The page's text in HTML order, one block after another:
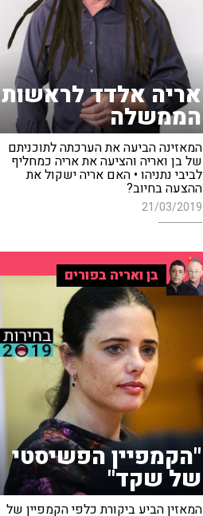
אריה אלדד לראשות
הממשלה
המאזינה הביעה את הערכתה לתוכניתם
של בן ואריה והציעה את אריה כמחליף
לביבי נתניהו • האם אריה ישקול את
ההצעה בחיוב?
21/03/2019
בן ואריה בפורים
"הקמפיין הפשיסטי
של שקד"
המאזין הביע ביקורת כלפי הקמפיין של